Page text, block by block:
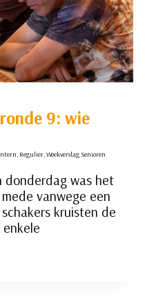
9: wie
, Regulier,Weekverslag Senioren
donderdag was het
vanwege een
kruisten de